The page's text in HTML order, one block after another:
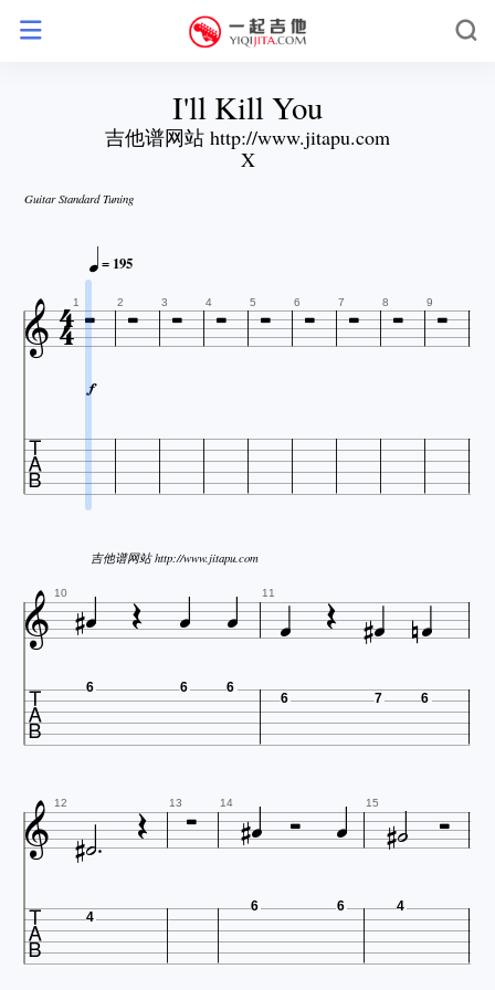
I'll Kill You
吉他谱网站 http://www.jitapu.com
X
Guitar Standard Tuning
= 195

1  2  3  4  5  6  7  8  9 


吉他谱网站 http://www.jitapu.com
 10     11  
 6 6 6
6 7 6
 12   13  14    15  
 4
6 6 4